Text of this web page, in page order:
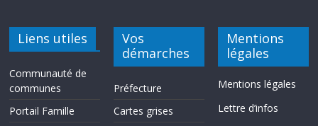
Liens utiles
Communauté de
communes
Portail Famille
Vos
démarches
Préfecture
Cartes grises
Mentions
légales
Mentions légales
Lettre d’infos